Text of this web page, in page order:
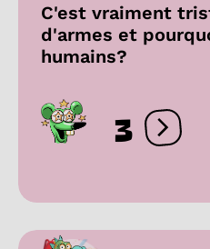
C'est vraiment
d'armes et
humains?
3 Ouvrir